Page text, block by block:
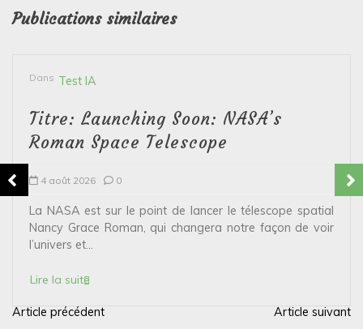
Publications similaires
Dans Test IA
Titre: Launching Soon: NASA’s
Roman Space Telescope
4 août 2026 0
La NASA est sur le point de lancer le télescope spatial
Nancy Grace Roman, qui changera notre façon de voir
l’univers et...
Lire la suite
N
Article précédent Article suivant